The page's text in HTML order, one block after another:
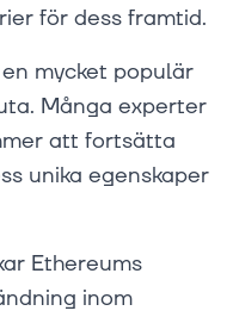
för dess framtid.
mycket populär
Många experter
att fortsätta
unika egenskaper
Ethereums
inom